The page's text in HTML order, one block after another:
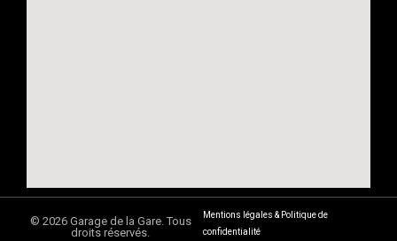
© 2026 Garage de la Gare. Tous
droits réservés.
Mentions légales & Politique de
confidentialité